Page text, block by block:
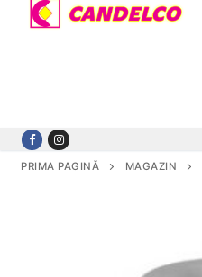
PRIMA PAGINĂ MAGAZIN